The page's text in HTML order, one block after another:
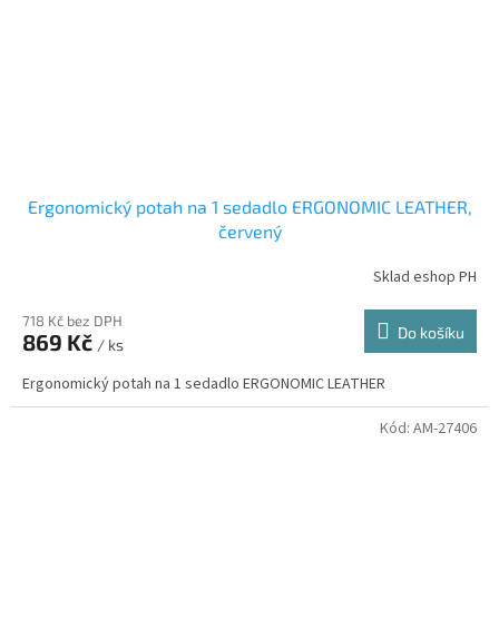
Ergonomický potah na 1 sedadlo ERGONOMIC LEATHER,
červený
Sklad eshop PH
718 Kč bez DPH
869 Kč / ks
Do košíku
Ergonomický potah na 1 sedadlo ERGONOMIC LEATHER
Kód: AM-27406